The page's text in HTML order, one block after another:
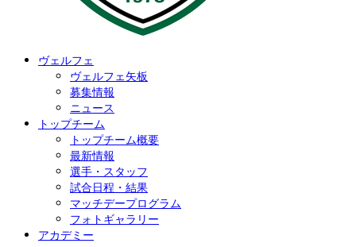
ヴェルフェ
ヴェルフェ矢板
募集情報
ニュース
トップチーム
トップチーム概要
最新情報
選手・スタッフ
試合日程・結果
マッチデープログラム
フォトギャラリー
アカデミー